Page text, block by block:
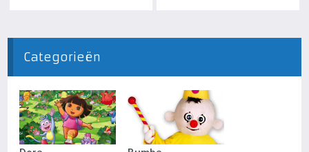
Categorieën